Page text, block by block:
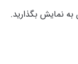
به نمایش بگذارید.